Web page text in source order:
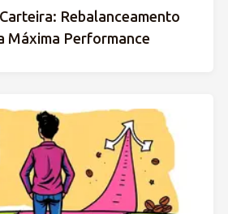
Rebalanceamento
Máxima Performance